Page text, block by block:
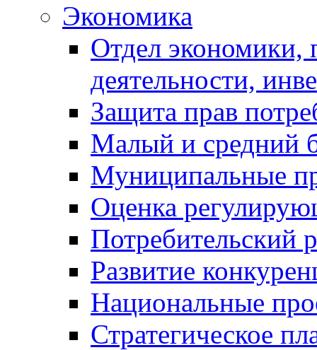
Экономика
Отдел экономики,
деятельности,
Защита прав
Малый и средний
Муниципальные
Оценка
Потребительский
Развитие
Национальные
Стратегическое